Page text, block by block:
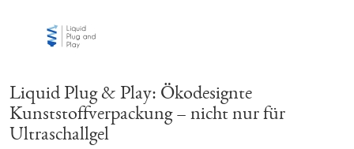
Liquid Plug & Play: Ökodesignte
Kunststoffverpackung – nicht nur für
Ultraschallgel